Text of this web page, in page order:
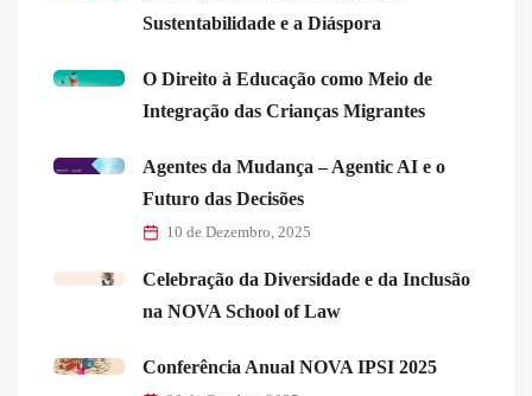
Sustentabilidade e a Diáspora
O Direito à Educação como Meio de
Integração das Crianças Migrantes
Agentes da Mudança – Agentic AI e o
Futuro das Decisões
10 de Dezembro, 2025
Celebração da Diversidade e da Inclusão
na NOVA School of Law
Conferência Anual NOVA IPSI 2025